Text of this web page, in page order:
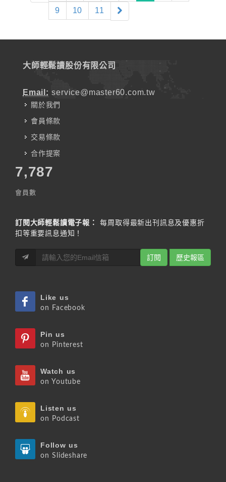
9 10 11
大師輕鬆讀股份有限公司
Email: service@master60.com.tw
關於我們
會員條款
交易條款
合作提案
7,787
會員數
訂閱大師輕鬆讀電子報：
每周取得最新出刊訊息及優惠折
扣等重要訊息通知！
訂閱 歷史報區
Like us
on Facebook
Pin us
on Pinterest
Watch us
on Youtube
Listen us
on Podcast
Follow us
on Slideshare